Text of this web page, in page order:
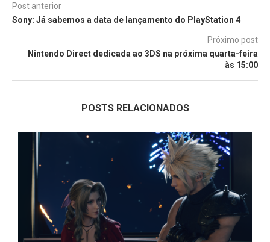
Post anterior
Sony: Já sabemos a data de lançamento do PlayStation 4
Próximo post
Nintendo Direct dedicada ao 3DS na próxima quarta-feira
às 15:00
POSTS RELACIONADOS